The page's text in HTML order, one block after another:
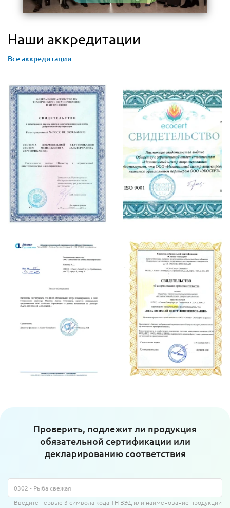
Наши аккредитации
Все аккредитации
Проверить, подлежит ли продукция
обязательной сертификации или
декларированию соответствия
Введите первые 3 символа кода ТН ВЭД или наименование продукции